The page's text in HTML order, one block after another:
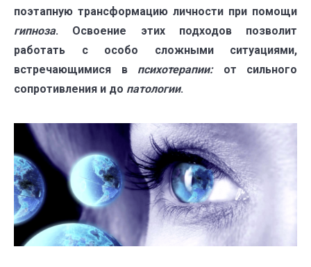
поэтапную трансформацию личности при помощи
гипноза. Освоение этих подходов позволит
работать с особо сложными ситуациями,
встречающимися в психотерапии:от сильного
сопротивления и до патологии.